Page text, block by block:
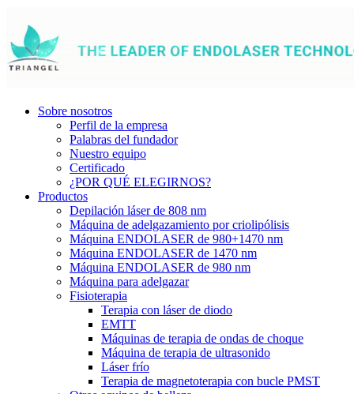
Sobre nosotros
Perfil de la empresa
Palabras del fundador
Nuestro equipo
Certificado
¿POR QUÉ ELEGIRNOS?
Productos
Depilación láser de 808 nm
Máquina de adelgazamiento por criolipólisis
Máquina ENDOLASER de 980+1470 nm
Máquina ENDOLASER de 1470 nm
Máquina ENDOLASER de 980 nm
Máquina para adelgazar
Fisioterapia
Terapia con láser de diodo
EMTT
Máquinas de terapia de ondas de choque
Máquina de terapia de ultrasonido
Láser frío
Terapia de magnetoterapia con bucle PMST